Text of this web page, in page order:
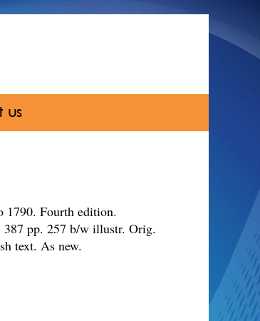
us
1790. Fourth edition.
387 pp. 257 b/w illustr. Orig.
Art. English text. As new.